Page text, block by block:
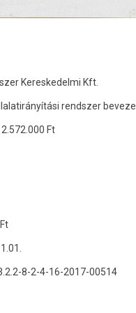
Kereskedelmi Kft.
rendszer
Ft
8-2-4-16-2017-00514